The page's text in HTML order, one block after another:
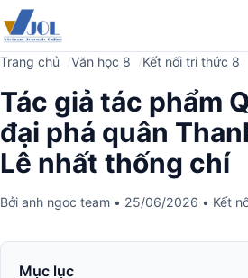
Trang chủ Văn học 8 Kết nối tri thức 8
Tác giả tác phẩm
đại phá quân
Lê nhất thống chí
Bởi anh ngoc team • 25/06/2026 • Kết
Mục lục